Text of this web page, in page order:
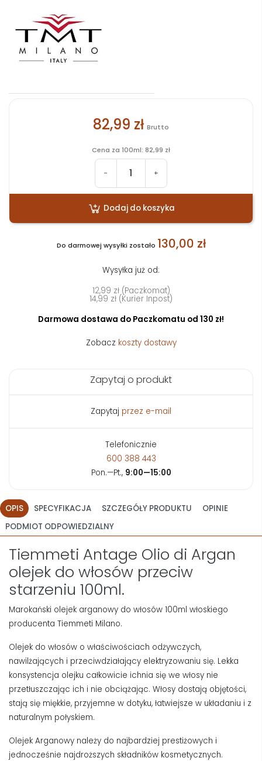
82,99 zł Brutto
Cena za 100ml: 82,99 zł
- +
Dodaj do koszyka
Do darmowej wysyłki zostało 130,00 zł
Wysyłka już od:
12,99 zł (Paczkomat)
14,99 zł (Kurier Inpost)
Darmowa dostawa do Paczkomatu od 130 zł!
Zobacz koszty dostawy
Zapytaj o produkt
Zapytaj przez e-mail
Telefonicznie
600 388 443
Pon.—Pt., 9:00—15:00
OPIS SPECYFIKACJA SZCZEGÓŁY PRODUKTU
OPINIE
PODMIOT ODPOWIEDZIALNY
Tiemmeti Antage Olio di Argan
olejek do włosów przeciw
starzeniu 100ml.
Marokański olejek arganowy do włosów 100ml włoskiego
producenta Tiemmeti Milano.
Olejek do włosów o właściwościach odżywczych,
nawilżających i przeciwdziałający elektryzowaniu się. Lekka
konsystencja olejku całkowicie ichnia się we włosy nie
przetłuszczając ich i nie obciążając. Włosy dostają objętości,
stają się miękkie, przyjemne w dotyku, łatwiejsze w układaniu i z
naturalnym połyskiem.
Olejek Arganowy należy do najbardziej prestiżowych i
jednocześnie najdroższych składników kosmetycznych.